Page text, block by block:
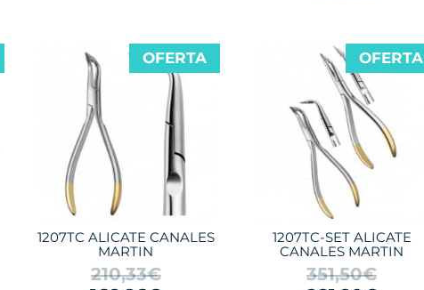
1207TC ALICATE CANALES
MARTIN
210,33€
OFERTA
1207TC-SET ALICATE
CANALES MARTIN
351,50€
OFERTA